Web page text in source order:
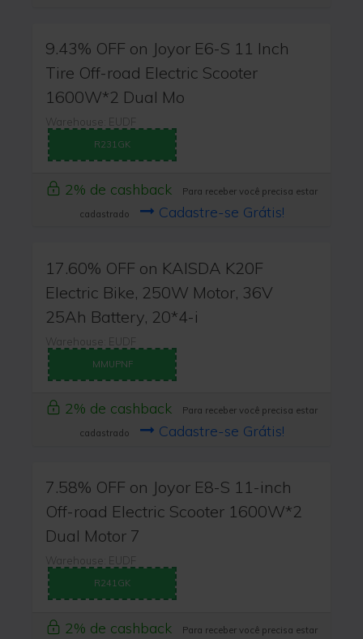
9.43% OFF on Joyor E6-S 11 Inch
Tire Off-road Electric Scooter
1600W*2 Dual Mo
Warehouse: EUDF
R231GK
2% de cashback
Para receber você precisa estar
cadastrado
Cadastre-se Grátis!
17.60% OFF on KAISDA K20F
Electric Bike, 250W Motor, 36V
25Ah Battery, 20*4-i
Warehouse: EUDF
MMUPNF
2% de cashback
Para receber você precisa estar
cadastrado
Cadastre-se Grátis!
7.58% OFF on Joyor E8-S 11-inch
Off-road Electric Scooter 1600W*2
Dual Motor 7
Warehouse: EUDF
R241GK
2% de cashback
Para receber você precisa estar